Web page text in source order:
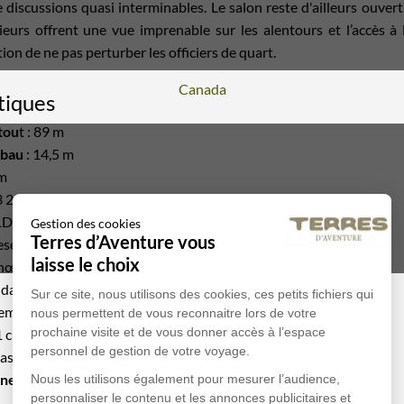
Gestion des cookies
Terres d’Aventure vous
laisse le choix
Sur ce site, nous utilisons des cookies, ces petits fichiers qui
nous permettent de vous reconnaitre lors de votre
prochaine visite et de vous donner accès à l’espace
personnel de gestion de votre voyage.
Nous les utilisons également pour mesurer l’audience,
personnaliser le contenu et les annonces publicitaires et
Voyage
Canada
Voyage
Sri Lanka
quasi interminables. Le salon reste d'ailleurs
offrent une vue imprenable sur les alentours et l’accès à
de ne pas perturber les officiers de quart.
t : 89 m
: 14,5 m
211 tonnes
Electrique
chef d'expédition, 7 guides et 1 médecin
: 50